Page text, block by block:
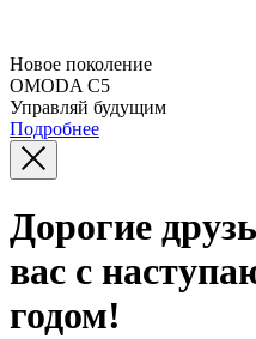
Новое поколение
OMODA C5
Управляй будущим
Подробнее
Дорогие
вас с
годом!